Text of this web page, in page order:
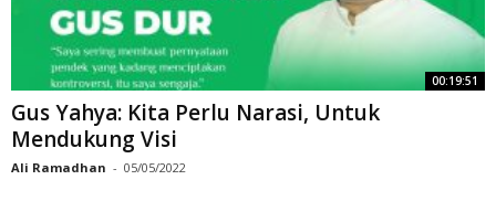
00:19:51
Gus Yahya: Kita Perlu Narasi, Untuk
Mendukung Visi
Ali Ramadhan - 05/05/2022